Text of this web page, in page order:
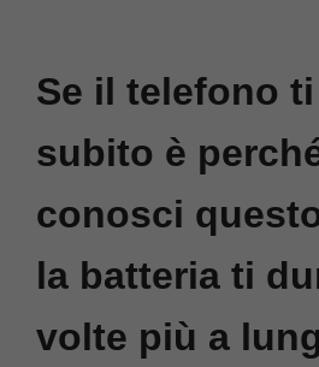
Se il telefono
subito è
conosci
la batteria ti
volte più a